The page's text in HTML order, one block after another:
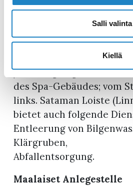
Salli valinta
Kiellä
und Stromanschlüsse,
in den Räumlichkeiten
Spa von 9 bis 12 Uhr; zu
/ Waschgelegenheit am
des Spa-Gebäudes; vom
links. Sataman Loiste
bietet auch folgende
Entleerung von
Klärgruben,
Abfallentsorgung.
Maalaiset Anlegestelle